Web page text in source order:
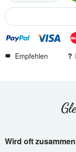
Empfehlen
Wird oft